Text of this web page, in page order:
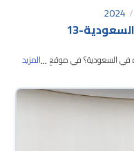
2024
-
13
مستعملة أو جديدة في السعودية؟ في موقع
تويوتا رايز 2024 المستعملة مضمونة ومفحوصة بأكثر من 200 نقطة وتقدر تجربها
...المزيد